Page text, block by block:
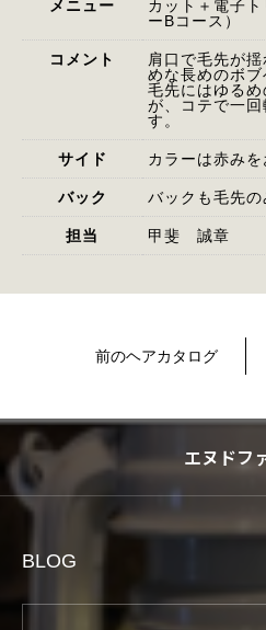
メニュー
カット＋電子
ーBコース）
コメント
肩口で毛先が
めな長めのボ
毛先にはゆる
が、コテで一
す。
サイド カラーは赤み
バック バックも毛先
担当 甲斐 誠章
前のヘアカタログ
エヌドフ
BLOG